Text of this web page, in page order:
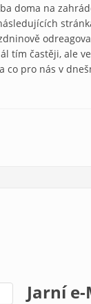
doma na
tím častěji, ale
co pro nás v
Jarní